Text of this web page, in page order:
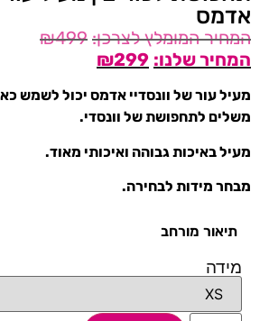
אדמס
₪499
₪299
מעיל עור של וונסדיי אדמס יכול לשמש
משלים לתחפושת של וונסדי.
מעיל באיכות גבוהה ואיכותי מאוד.
מבחר מידות לבחירה.
תיאור מורחב
מידה